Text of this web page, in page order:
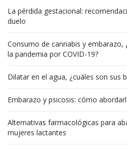
La pérdida gestacional:
duelo
Consumo de cannabis y embarazo,
la pandemia por COVID-19?
Dilatar en el agua, ¿cuáles son sus
Embarazo y psicosis: cómo
Alternativas farmacológicas para
mujeres lactantes